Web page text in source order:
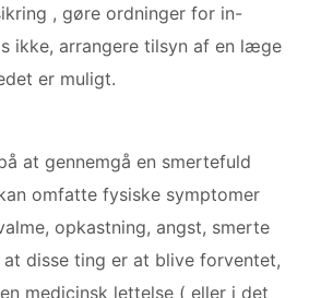
, gøre ordninger for in-
ikke, arrangere tilsyn af en læge
er muligt.
at gennemgå en smertefuld
omfatte fysiske symptomer
opkastning, angst, smerte
at disse ting er at blive forventet,
medicinsk lettelse ( eller i det